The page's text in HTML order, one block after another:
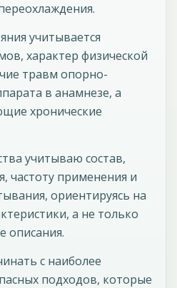
учитывается
характер физической
травм опорно-
в анамнезе, а
хронические
учитываю состав,
частоту применения и
ориентируясь на
а не только
описания.
с наиболее
подходов, которые